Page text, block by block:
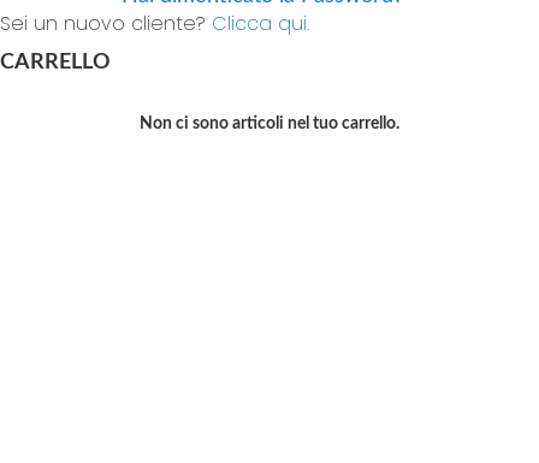
Sei un nuovo cliente? Clicca qui.
CARRELLO
Non ci sono articoli nel tuo carrello.